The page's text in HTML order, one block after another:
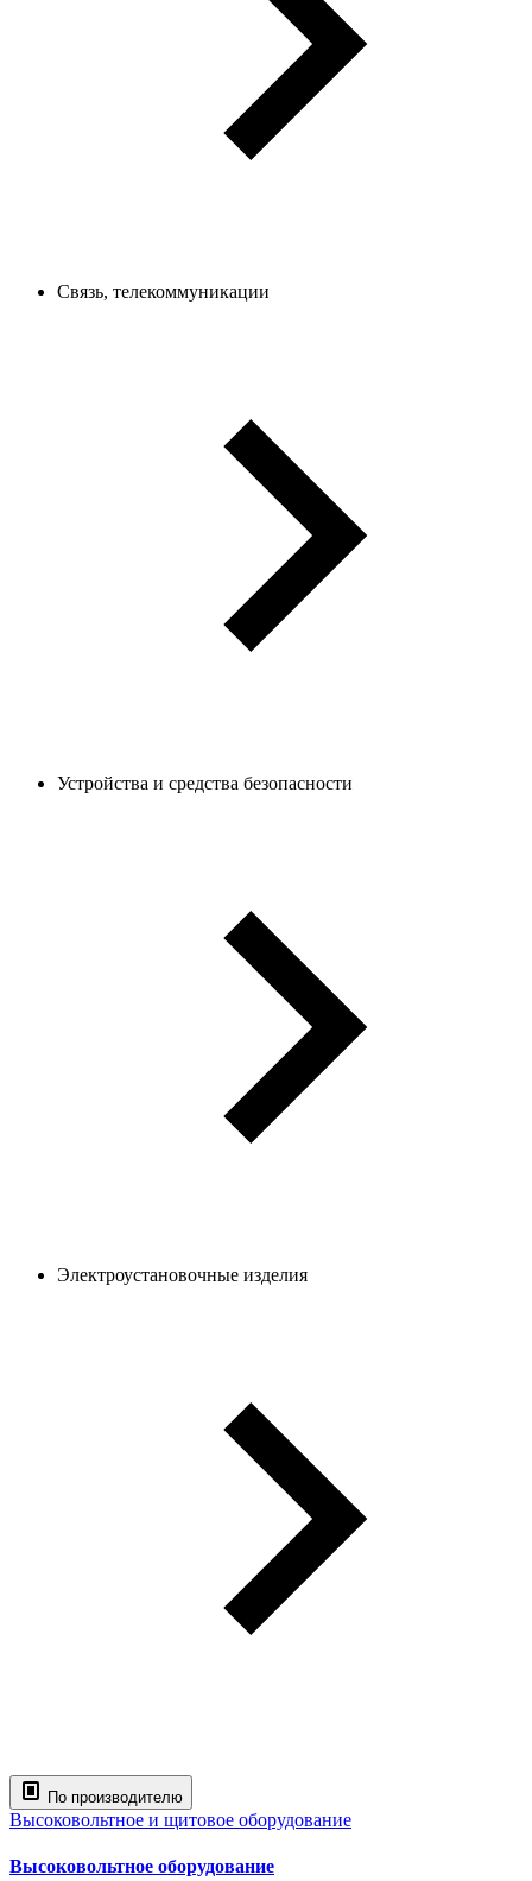
Связь, телекоммуникации
Устройства и средства безопасности
Электроустановочные изделия
По производителю
Высоковольтное и щитовое оборудование
Высоковольтное оборудование